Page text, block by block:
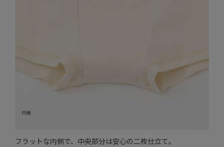
フラットな内側で、中央部分は安心の二枚仕立て。